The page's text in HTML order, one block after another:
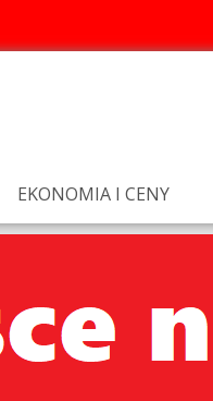
EKONOMIA I CENY